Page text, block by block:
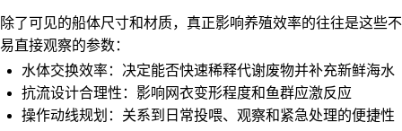
除了可见的船体尺寸和材质，真正影响养殖效率的往往是这些不
易直接观察的参数：
水体交换效率：决定能否快速稀释代谢废物并补充新鲜海水
抗流设计合理性：影响网衣变形程度和鱼群应激反应
操作动线规划：关系到日常投喂、观察和紧急处理的便捷性